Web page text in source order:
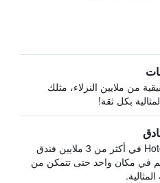
من ملايين النزلاء، مثلك
بكل ثقة!
يبحث HotelsCombined في أكثر من 3 ملايين فندق
في مكان واحد حتى تتمكن من